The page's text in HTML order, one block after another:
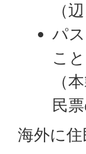
（
パ
こと
（
民
海外に